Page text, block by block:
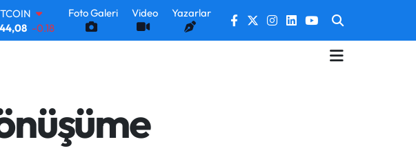
-0.18
0.18
ALTIN
0.03
Foto Galeri Video Yazarlar